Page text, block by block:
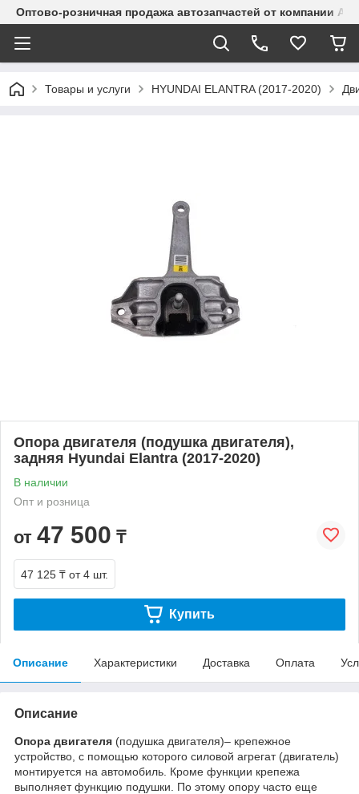
Оптово-розничная продажа автозапчастей от компании
Товары и услуги HYUNDAI ELANTRA (2017-2020)
Опора двигателя (подушка двигателя),
задняя Hyundai Elantra (2017-2020)
В наличии
Опт и розница
от 47 500 ₸
47 125 ₸ от 4 шт.
Купить
Описание Характеристики Доставка Оплата
Описание
Опора двигателя (подушка двигателя)– крепежное
устройство, с помощью которого силовой агрегат (двигатель)
монтируется на автомобиль. Кроме функции крепежа
выполняет функцию подушки. По этому опору часто еще